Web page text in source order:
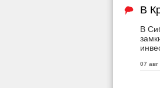
В
В
07 авг